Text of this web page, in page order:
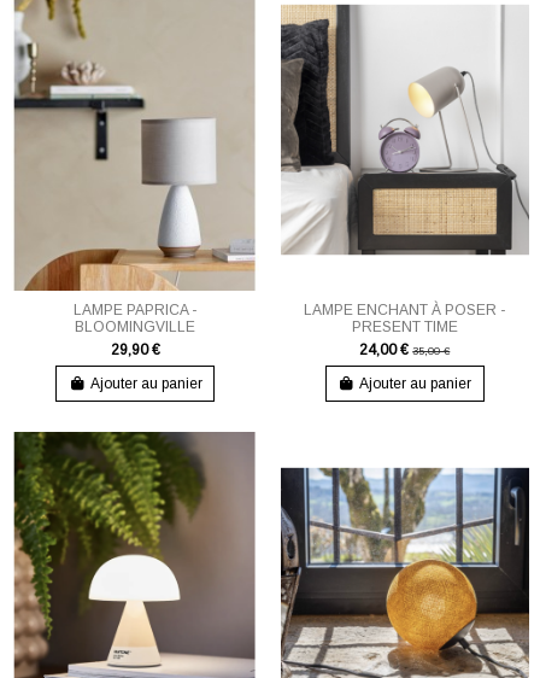
LAMPE PAPRICA -
BLOOMINGVILLE
29,90 €
Ajouter au panier
LAMPE ENCHANT À POSER -
PRESENT TIME
24,00 €35,00 €
Ajouter au panier